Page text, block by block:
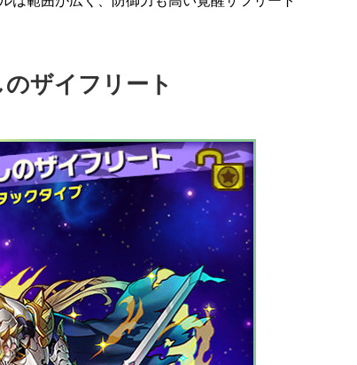
のザイフリート